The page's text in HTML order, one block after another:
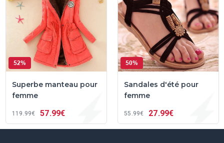
52%
Superbe manteau pour
femme
119 99€ 57 99€
50%
Sandales d'été pour
femme
55 99€ 27 99€